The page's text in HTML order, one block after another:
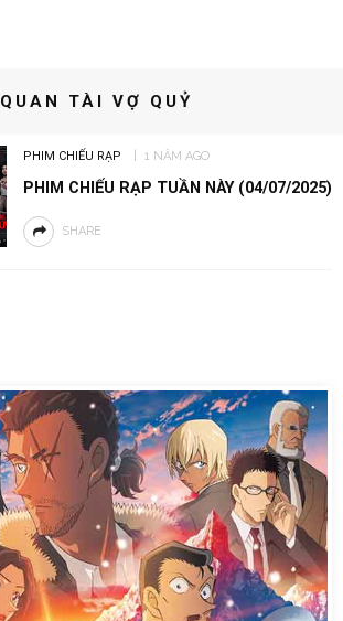
QUAN TÀI VỢ QUỶ
PHIM CHIẾU RẠP 1 NĂM AGO
PHIM CHIẾU RẠP TUẦN NÀY (04/07/2025)
SHARE